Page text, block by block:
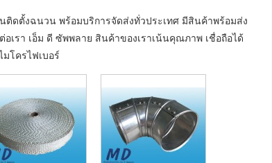
ดตั้งฉนวน พร้อมบริการจัดส่งทั่วประเทศ มีสินค้าพร้อมส่ง
เรา เอ็ม ดี ซัพพลาย สินค้าของเราเน้นคุณภาพ เชื่อถือได้
โครไฟเบอร์